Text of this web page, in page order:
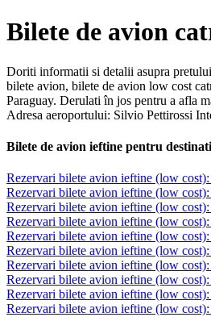
Bilete de avion
Doriti informatii si detalii asupra
bilete avion, bilete de avion low cost
Paraguay. Derulati în jos pentru a afla
Adresa aeroportului: Silvio Pettirossi
Bilete de avion ieftine pentru
Rezervari bilete avion ieftine (low
Rezervari bilete avion ieftine (low
Rezervari bilete avion ieftine (low
Rezervari bilete avion ieftine (low
Rezervari bilete avion ieftine (low
Rezervari bilete avion ieftine (low
Rezervari bilete avion ieftine (low
Rezervari bilete avion ieftine (low
Rezervari bilete avion ieftine (low
Rezervari bilete avion ieftine (low